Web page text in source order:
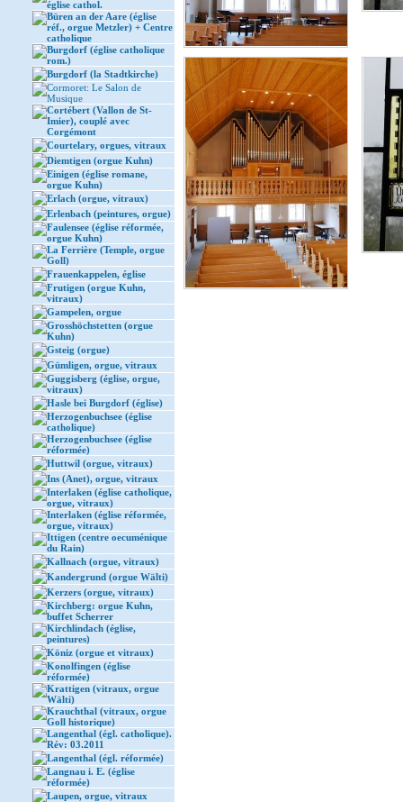
église cathol.
Büren an der Aare (église
réf., orgue Metzler) + Centre
catholique
Burgdorf (église catholique
rom.)
Burgdorf (la Stadtkirche)
Cormoret: Le Salon de
Musique
Cortébert (Vallon de St-
Imier), couplé avec
Corgémont
Courtelary, orgues, vitraux
Diemtigen (orgue Kuhn)
Einigen (église romane,
orgue Kuhn)
Erlach (orgue, vitraux)
Erlenbach (peintures, orgue)
Faulensee (église réformée,
orgue Kuhn)
La Ferrière (Temple, orgue
Goll)
Frauenkappelen, église
Frutigen (orgue Kuhn,
vitraux)
Gampelen, orgue
Grosshöchstetten (orgue
Kuhn)
Gsteig (orgue)
Gümligen, orgue, vitraux
Guggisberg (église, orgue,
vitraux)
Hasle bei Burgdorf (église)
Herzogenbuchsee (église
catholique)
Herzogenbuchsee (église
réformée)
Huttwil (orgue, vitraux)
Ins (Anet), orgue, vitraux
Interlaken (église catholique,
orgue, vitraux)
Interlaken (église réformée,
orgue, vitraux)
Ittigen (centre oecuménique
du Rain)
Kallnach (orgue, vitraux)
Kandergrund (orgue Wälti)
Kerzers (orgue, vitraux)
Kirchberg: orgue Kuhn,
buffet Scherrer
Kirchlindach (église,
peintures)
Köniz (orgue et vitraux)
Konolfingen (église
réformée)
Krattigen (vitraux, orgue
Wälti)
Krauchthal (vitraux, orgue
Goll historique)
Langenthal (égl. catholique).
Rév: 03.2011
Langenthal (égl. réformée)
Langnau i. E. (église
réformée)
Laupen, orgue, vitraux